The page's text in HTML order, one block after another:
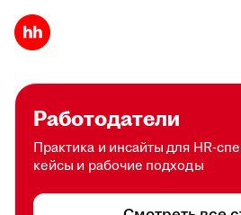
Работодатели
Практика и инсайты для HR-
кейсы и рабочие подходы